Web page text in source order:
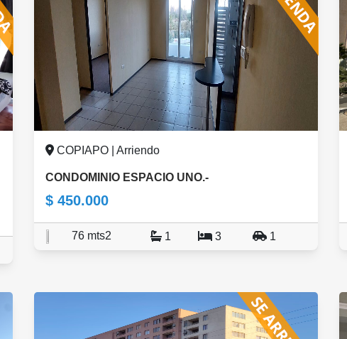
COPIAPO | Arriendo
CONDOMINIO ESPACIO UNO.-
$ 450.000
76 mts2 1 3 1